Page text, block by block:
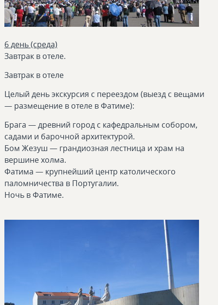
6 день (среда)
Завтрак в отеле.
Завтрак в отеле
Целый день экскурсия с переездом (выезд с вещами
— размещение в отеле в Фатиме):
Брага — древний город с кафедральным собором,
садами и барочной архитектурой.
Бом Жезуш — грандиозная лестница и храм на
вершине холма.
Фатима — крупнейший центр католического
паломничества в Португалии.
Ночь в Фатиме.